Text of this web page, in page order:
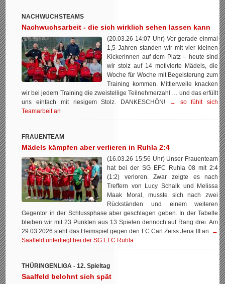
NACHWUCHSTEAMS
Nachwuchsarbeit - die sich wirklich sehen lassen kann
(20.03.26 14:07 Uhr) Vor gerade einmal
1,5 Jahren standen wir mit vier kleinen
Kickerinnen auf dem Platz – heute sind
wir stolz auf 14 motivierte Mädels, die
Woche für Woche mit Begeisterung zum
Training kommen. Mittlerweile knacken
wir bei jedem Training die zweistellige Teilnehmerzahl … und das erfüllt
uns einfach mit riesigem Stolz. DANKESCHÖN!
→ so fühlt sich
Teamarbeit an
FRAUENTEAM
Mädels kämpfen aber verlieren in Ruhla 2:4
(16.03.26 15:56 Uhr) Unser Frauenteam
hat bei der SG EFC Ruhla 08 mit 2:4
(1:2) verloren. Zwar zeigte es nach
Treffern von Lucy Schalk und Melissa
Maak Moral, musste sich nach zwei
Rückständen und einem weiteren
Gegentor in der Schlussphase aber geschlagen geben. In der Tabelle
bleiben wir mit 23 Punkten aus 13 Spielen dennoch auf Rang drei. Am
29.03.2026 steht das Heimspiel gegen den FC Carl Zeiss Jena III an. →
Saalfeld unterliegt bei der SG EFC Ruhla
THÜRINGENLIGA - 12. Spieltag
Saalfeld belohnt sich spät